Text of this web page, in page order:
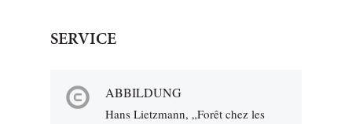
SERVICE
ABBILDUNG
Hans Lietzmann, „Forêt chez les